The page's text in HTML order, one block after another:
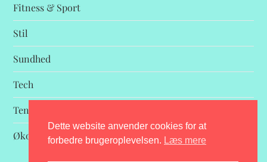
Fitness & Sport
Stil
Sundhed
Tech
Tendenser
Økonomi
Dette website anvender cookies for at
forbedre brugeroplevelsen. Læs mere